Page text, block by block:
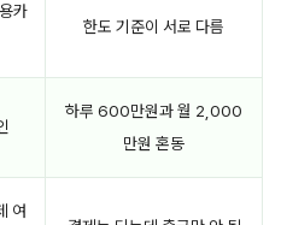
카
한도 기준이 서로 다름
하루 600만원과 월 2,000
만원 혼동
여